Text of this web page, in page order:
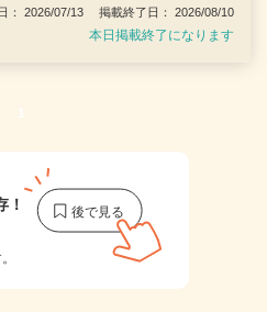
： 2026/07/13 掲載終了日： 2026/08/10
本日掲載終了になります
1
！